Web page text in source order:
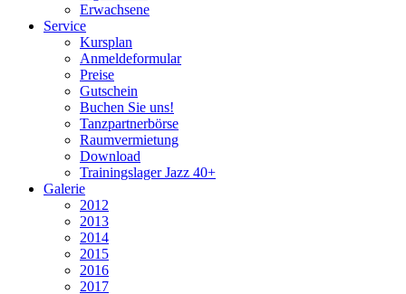
Erwachsene
Service
Kursplan
Anmeldeformular
Preise
Gutschein
Buchen Sie uns!
Tanzpartnerbörse
Raumvermietung
Download
Trainingslager Jazz 40+
Galerie
2012
2013
2014
2015
2016
2017